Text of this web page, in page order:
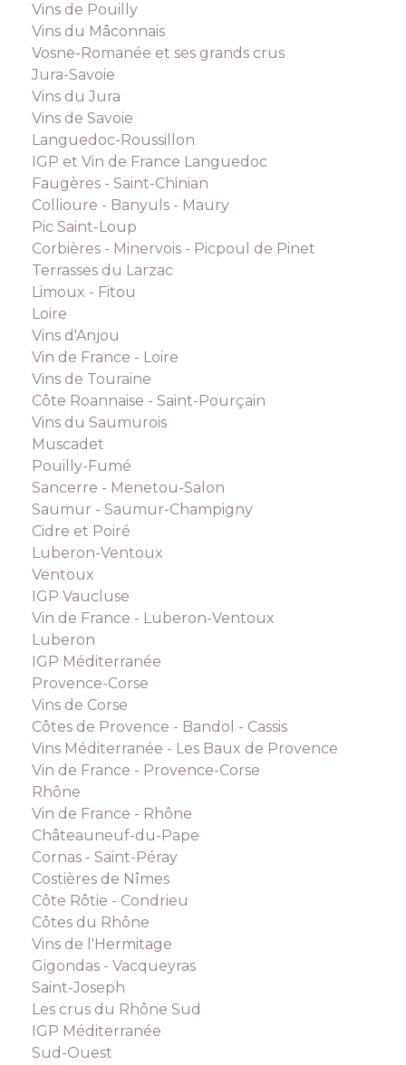
Vins de Pouilly
Vins du Mâconnais
Vosne-Romanée et ses grands crus
Jura-Savoie
Vins du Jura
Vins de Savoie
Languedoc-Roussillon
IGP et Vin de France Languedoc
Faugères - Saint-Chinian
Collioure - Banyuls - Maury
Pic Saint-Loup
Corbières - Minervois - Picpoul de Pinet
Terrasses du Larzac
Limoux - Fitou
Loire
Vins d'Anjou
Vin de France - Loire
Vins de Touraine
Côte Roannaise - Saint-Pourçain
Vins du Saumurois
Muscadet
Pouilly-Fumé
Sancerre - Menetou-Salon
Saumur - Saumur-Champigny
Cidre et Poiré
Luberon-Ventoux
Ventoux
IGP Vaucluse
Vin de France - Luberon-Ventoux
Luberon
IGP Méditerranée
Provence-Corse
Vins de Corse
Côtes de Provence - Bandol - Cassis
Vins Méditerranée - Les Baux de Provence
Vin de France - Provence-Corse
Rhône
Vin de France - Rhône
Châteauneuf-du-Pape
Cornas - Saint-Péray
Costières de Nîmes
Côte Rôtie - Condrieu
Côtes du Rhône
Vins de l'Hermitage
Gigondas - Vacqueyras
Saint-Joseph
Les crus du Rhône Sud
IGP Méditerranée
Sud-Ouest